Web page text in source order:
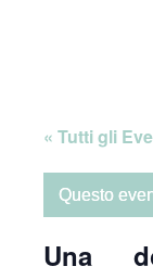
« Tutti gli
Questo
Una